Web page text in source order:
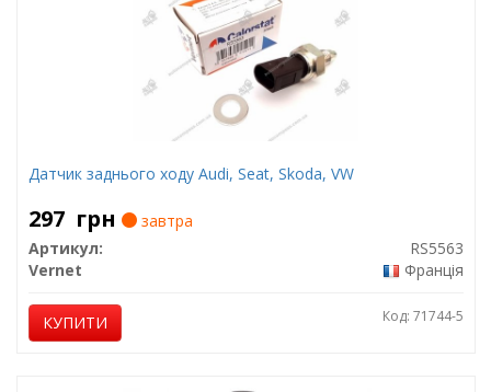
Датчик заднього ходу Audi, Seat, Skoda, VW
297 грн
завтра
Артикул:
RS5563
Vernet
Франція
КУПИТИ Код: 71744-5